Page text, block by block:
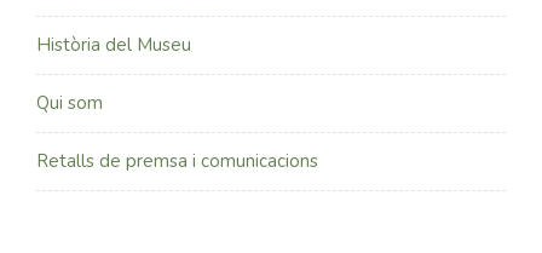
Història del Museu
Qui som
Retalls de premsa i comunicacions